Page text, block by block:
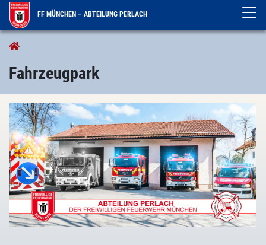
FF MÜNCHEN – ABTEILUNG PERLACH
Fahrzeugpark